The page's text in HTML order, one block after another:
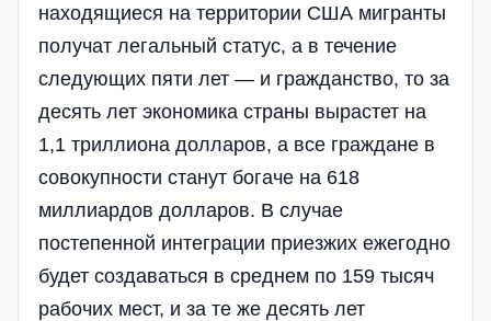
находящиеся на территории США мигранты
получат легальный статус, а в течение
следующих пяти лет — и гражданство, то за
десять лет экономика страны вырастет на
1,1 триллиона долларов, а все граждане в
совокупности станут богаче на 618
миллиардов долларов. В случае
постепенной интеграции приезжих ежегодно
будет создаваться в среднем по 159 тысяч
рабочих мест, и за те же десять лет